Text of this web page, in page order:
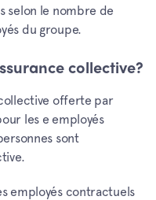
selon le nombre de
du groupe.
collective?
offerte par
les e employés
sont
employés contractuels